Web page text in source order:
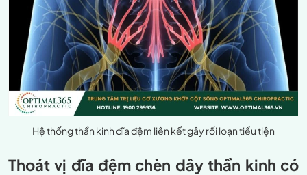
Hệ thống thần kinh đĩa đệm liên kết gây rối loạn tiểu tiện
Thoát vị đĩa đệm chèn dây thần kinh có